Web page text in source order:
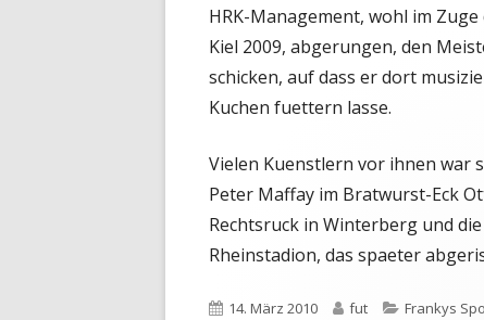
HRK-Management, wohl im
Kiel 2009, abgerungen, den
schicken, auf dass er dort
Kuchen fuettern lasse.
Vielen Kuenstlern vor ihnen war
Peter Maffay im Bratwurst-Eck
Rechtsruck in Winterberg und
Rheinstadion, das spaeter
Veröffentlicht
14. März 2010 Autor
fut Kategorien
Frankys